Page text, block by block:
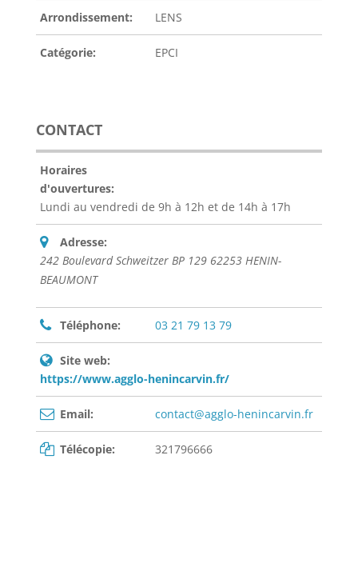
Arrondissement: LENS
Catégorie: EPCI
CONTACT
Horaires
d'ouvertures:
Lundi au vendredi de 9h à 12h et de 14h à 17h
Adresse:
242 Boulevard Schweitzer BP 129 62253 HENIN-
BEAUMONT
Téléphone: 03 21 79 13 79
Site web:
https://www.agglo-henincarvin.fr/
Email: contact@agglo-henincarvin.fr
Télécopie: 321796666